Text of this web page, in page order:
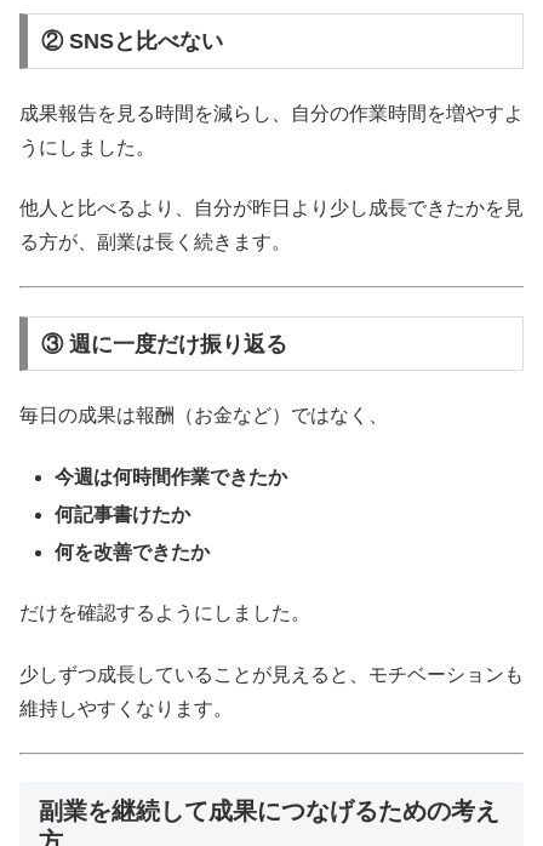
② SNSと比べない
成果報告を見る時間を減らし、自分の作業時間を増やすよ
うにしました。
他人と比べるより、自分が昨日より少し成長できたかを見
る方が、副業は長く続きます。
③ 週に一度だけ振り返る
毎日の成果は報酬（お金など）ではなく、
今週は何時間作業できたか
何記事書けたか
何を改善できたか
だけを確認するようにしました。
少しずつ成長していることが見えると、モチベーションも
維持しやすくなります。
副業を継続して成果につなげるための考え